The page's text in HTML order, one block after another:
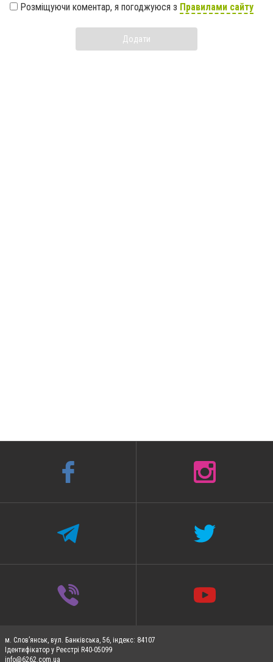
Розміщуючи коментар, я погоджуюся з Правилами сайту
Додати
м. Слов’янськ, вул. Банківська, 56, індекс: 84107
Ідентифікатор у Реєстрі R40-05099
info@6262.com.ua